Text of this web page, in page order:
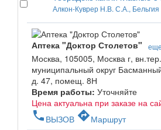
Алкон-Куврер Н.В. С.А., Бельгия
Аптека "Доктор Столетов"
Москва, 105005, Москва г,
муниципальный округ
д. 47, помещ. 8Н
Время работы: Уточняйте
Цена актуальна при заказе на
phone ВЫЗОВ directionsМаршрут